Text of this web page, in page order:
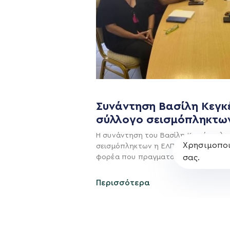
Συνάντηση Βασίλη
σύλλογο
Η συνάντηση του Βασίλη
σεισμόπληκτων η ΕΛΠΙΔΑ είναι η
φορέα που πραγματοποίησε
Περισσότερα
Η ΠΑΡΆΤΑΞΗ
σας.